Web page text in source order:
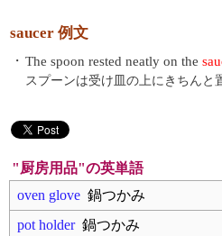
saucer 例文
・ The spoon rested neatly on the
スプーンは受け皿の上にきちんと
"厨房用品"の英単語
oven glove 鍋つかみ
pot holder鍋つかみ